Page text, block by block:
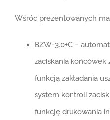
Wśród prezentowanych
BZW-3.0+C –
zaciskania końcówek
funkcją zakładania
system kontroli
funkcję drukowania